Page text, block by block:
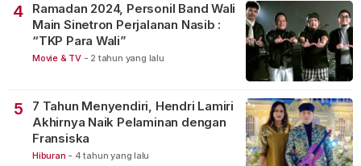
4
Ramadan 2024, Personil Band Wali
Main Sinetron Perjalanan Nasib :
“TKP Para Wali”
Movie & TV - 2 tahun yang lalu
5
7 Tahun Menyendiri, Hendri Lamiri
Akhirnya Naik Pelaminan dengan
Fransiska
Hiburan - 4 tahun yang lalu